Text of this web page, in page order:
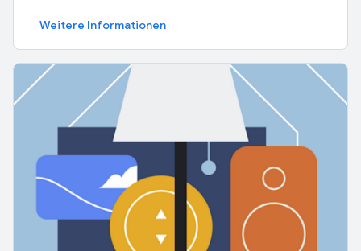
Weitere Informationen